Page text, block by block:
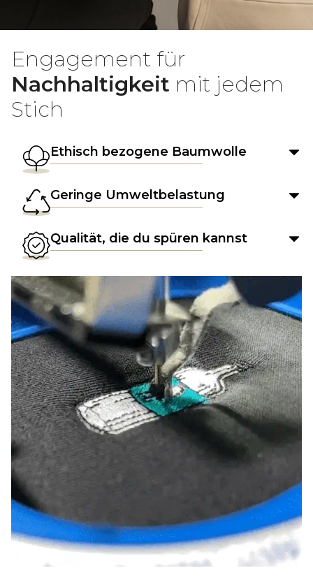
Engagement für
Nachhaltigkeit mit jedem
Stich
Ethisch bezogene Baumwolle
Geringe Umweltbelastung
Qualität, die du spüren kannst